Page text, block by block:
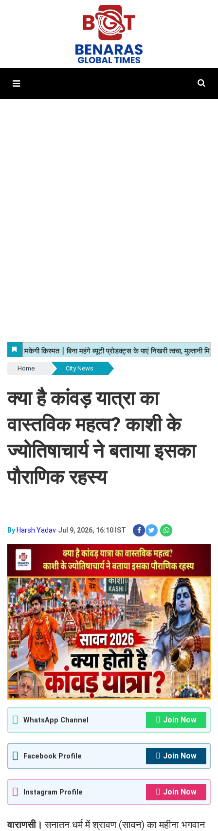
Home City News
क्या है कांवड़ यात्रा का
वास्तविक महत्व? काशी के
ज्योतिषाचार्य ने बताया इसका
पौराणिक रहस्य
By Harsh Yadav Jul 9, 2026, 16:10 IST
WhatsApp Channel Join Now
Facebook Profile Join Now
Instagram Profile Join Now
वाराणसी। सनातन धर्म में श्रावण (सावन) का महीना भगवान